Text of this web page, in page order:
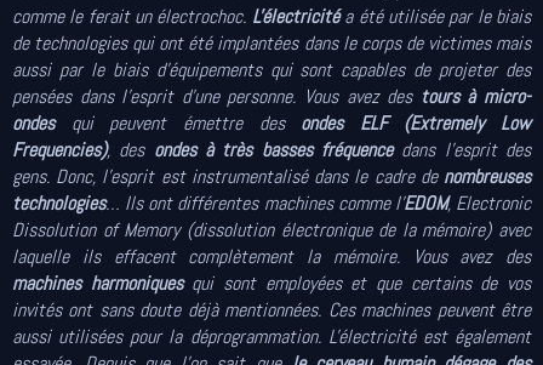
comme le ferait un électrochoc. L'électricitéa été utilisée par le biais
de technologies qui ont été implantées dans le corps de victimes mais
aussi par le biais d'équipements qui sont capables de projeter des
pensées dans l'esprit d'une personne. Vous avez des tours à micro-
ondesqui peuvent émettre des ondes ELF (Extremely Low
Frequencies), des ondes à très basses fréquencedans l'esprit des
gens. Donc, l'esprit est instrumentalisé dans le cadre de nombreuses
technologies… Ils ont différentes machines comme l'EDOM, Electronic
Dissolution of Memory (dissolution électronique de la mémoire) avec
laquelle ils effacent complètement la mémoire. Vous avez des
machines harmoniquesqui sont employées et que certains de vos
invités ont sans doute déjà mentionnées. Ces machines peuvent être
aussi utilisées pour la déprogrammation. L'électricité est également